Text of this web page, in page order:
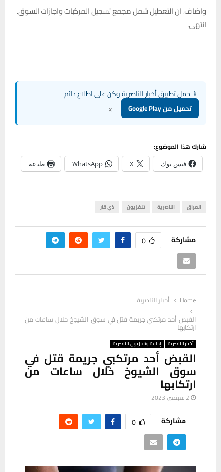
واضاف، ان التعطيل شمل مجمع تسجيل المركبات واجازات السوق.
انتهى.
📱 حمل تطبيق أخبار الناصرية وكن على اطلاع دائم
تحميل من Google Play ×
شارك هذا الموضوع:
فيس بوك X
WhatsApp طباعة
العراق الناصرية تلفزيون ذي قار
مشاركة 0
Home
أخبار الناصرية
القبض أحد مرتكبي جريمة قتل في سوق الشيوخ خلال ساعات من
ارتكابها
أخبار الناصرية إذاعة وتلفزيون الناصرية
القبض أحد مرتكبي جريمة قتل في
سوق الشيوخ خلال ساعات من
ارتكابها
2 سبتمبر، 2023
مشاركة 0